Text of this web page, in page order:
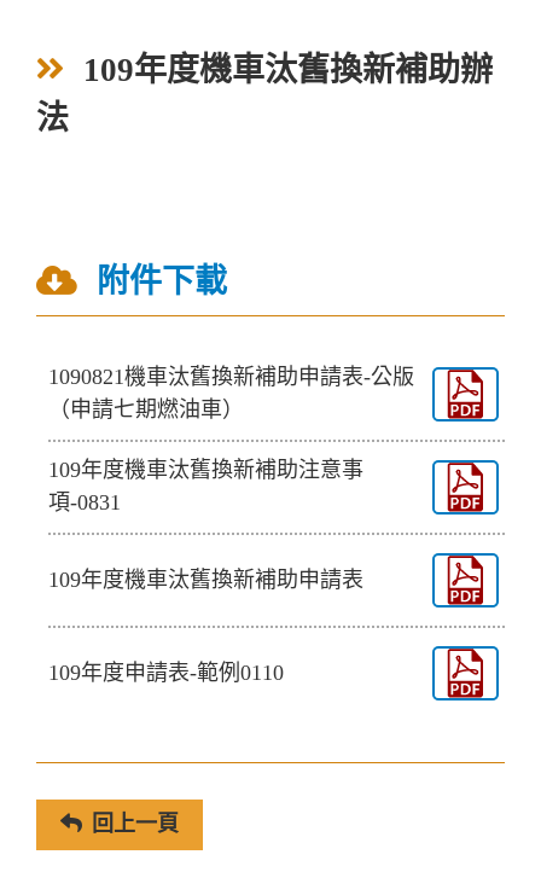
109年度機車汰舊換新補助辦
法
附件下載
1090821機車汰舊換新補助申請表-公版
（申請七期燃油車）
109年度機車汰舊換新補助注意事
項-0831
109年度機車汰舊換新補助申請表
109年度申請表-範例0110
回上一頁